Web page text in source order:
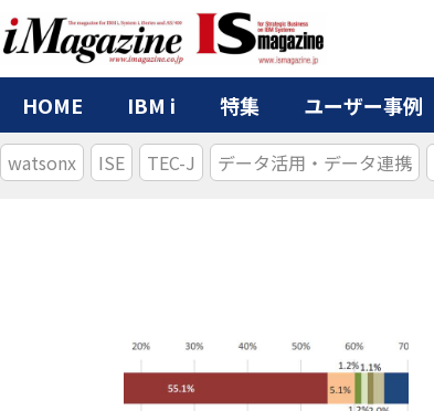
HOME IBM i 特集 ユーザー事例
watsonx ISE TEC-J データ活用・データ連携